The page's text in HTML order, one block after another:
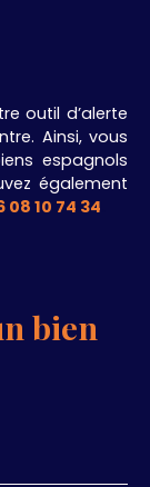
outil d’alerte
Ainsi, vous
espagnols
également
08 10 74 34
bien